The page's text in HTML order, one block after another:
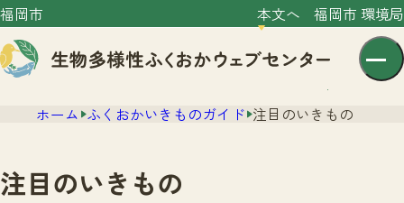
福岡市 本文へ 福岡市 環境局
ホーム ふくおかいきものガイド 注目のいきもの
注目のいきもの